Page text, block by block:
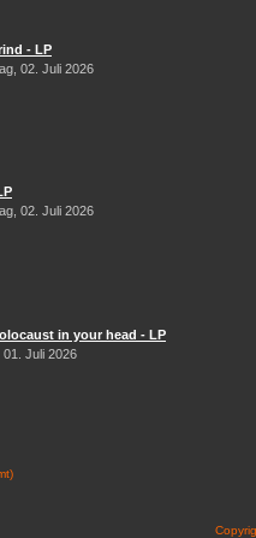
- LP
02. Juli 2026
02. Juli 2026
in your head - LP
Juli 2026